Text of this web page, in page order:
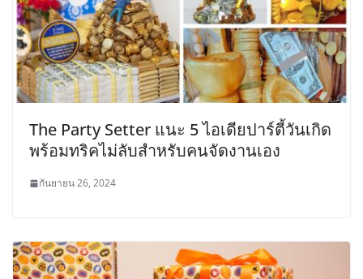
The Party Setter แนะ 5 ไอเดียปาร์ตี้วันเกิด
พร้อมทริคไม่ลับสำหรับคนจัดงานเอง
กันยายน 26, 2024